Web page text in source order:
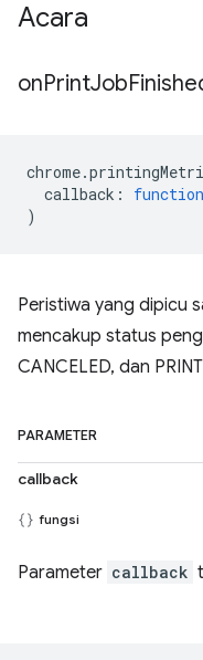
Acara
onPrintJob
chrome.
callback : function
)
Peristiwa yang dipicu
mencakup status
CANCELED, dan
PARAMETER
callback
fungsi
Parameter callback